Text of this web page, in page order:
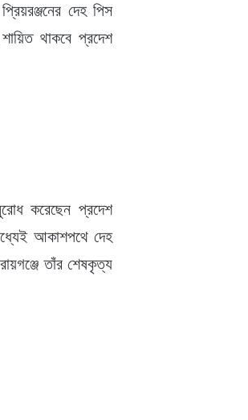
দেহ পিস
থাকবে প্রদেশ
করেছেন প্রদেশ
আকাশপথে দেহ
তাঁর শেষকৃত্য